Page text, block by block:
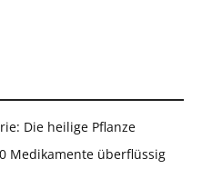
Die heilige Pflanze
Medikamente überflüssig